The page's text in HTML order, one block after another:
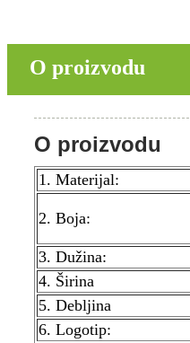
O proizvodu
O proizvodu
1. Materijal:
2. Boja:
3. Dužina:
4. Širina
5. Debljina
6. Logotip: